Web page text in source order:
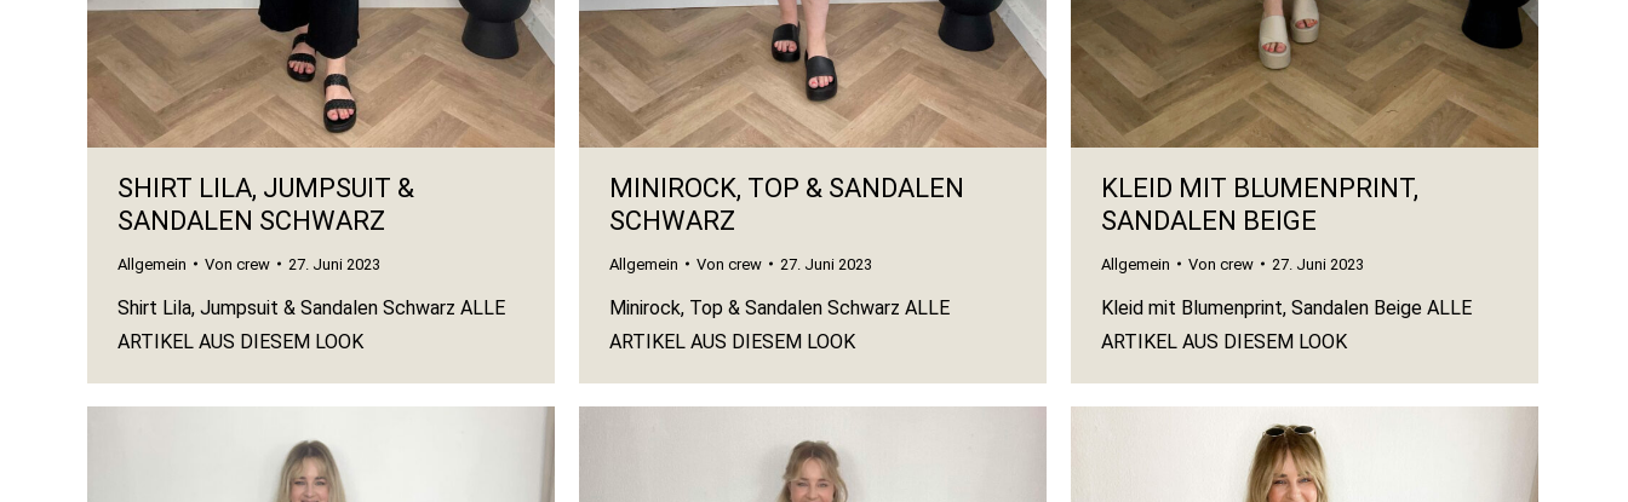
SHIRT LILA, JUMPSUIT &
SANDALEN SCHWARZ
Allgemein Von crew 27. Juni 2023
Shirt Lila, Jumpsuit & Sandalen Schwarz ALLE
ARTIKEL AUS DIESEM LOOK
MINIROCK, TOP & SANDALEN
SCHWARZ
Allgemein Von crew 27. Juni 2023
Minirock, Top & Sandalen Schwarz ALLE
ARTIKEL AUS DIESEM LOOK
KLEID MIT BLUMENPRINT,
SANDALEN BEIGE
Allgemein Von crew 27. Juni 2023
Kleid mit Blumenprint, Sandalen Beige ALLE
ARTIKEL AUS DIESEM LOOK